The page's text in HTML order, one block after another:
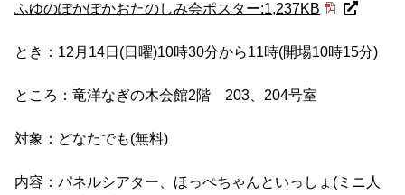
ふゆのぽかぽかおたのしみ会ポスター:1,237KB
とき：12月14日(日曜)10時30分から11時(開場10時15分)
ところ：竜洋なぎの木会館2階 203、204号室
対象：どなたでも(無料)
内容：パネルシアター、ほっぺちゃんといっしょ(ミニ人